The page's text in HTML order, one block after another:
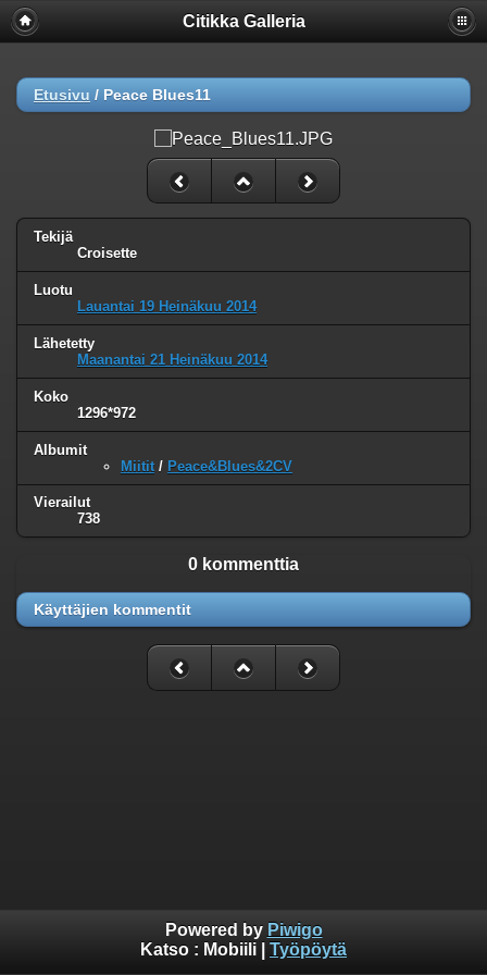
Citikka Galleria
Etusivu / Peace Blues11
Tekijä
Croisette
Luotu
Lauantai 19 Heinäkuu 2014
Lähetetty
Maanantai 21 Heinäkuu 2014
Koko
1296*972
Albumit
Miitit / Peace&Blues&2CV
Vierailut
738
0 kommenttia
Käyttäjien kommentit
Powered by Piwigo
Katso : Mobiili Työpöytä